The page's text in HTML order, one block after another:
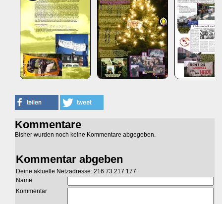
Kommentare
Bisher wurden noch keine Kommentare abgegeben.
Kommentar abgeben
Deine aktuelle Netzadresse: 216.73.217.177
Name
Kommentar